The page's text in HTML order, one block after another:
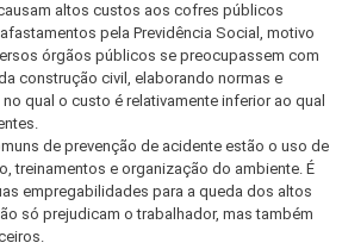
altos custos aos cofres públicos
pela Previdência Social, motivo
órgãos públicos se preocupassem com
construção civil, elaborando normas e
qual o custo é relativamente inferior ao qual
de prevenção de acidente estão o uso de
treinamentos e organização do ambiente. É
empregabilidades para a queda dos altos
só prejudicam o trabalhador, mas também